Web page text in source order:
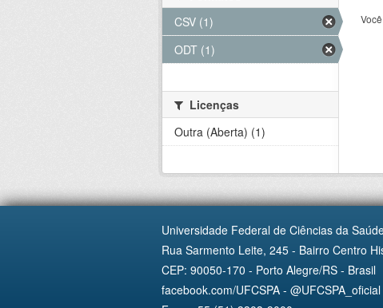
CSV (1)
ODT (1)
Licenças
Outra (Aberta) (1)
Universidade Federal de Ciências da
Rua Sarmento Leite, 245 - Bairro Centro
CEP: 90050-170 - Porto Alegre/RS - Brasil
facebook.com/UFCSPA - @UFCSPA_oficial